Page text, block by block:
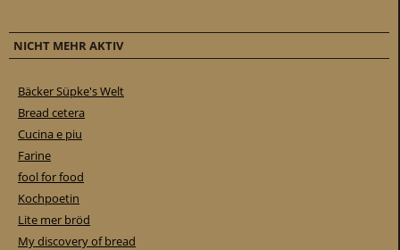
NICHT MEHR AKTIV
Bäcker Süpke's Welt
Bread cetera
Cucina e piu
Farine
fool for food
Kochpoetin
Lite mer bröd
My discovery of bread